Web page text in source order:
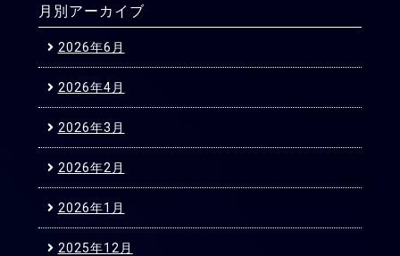
月別アーカイブ
2026年6月
2026年4月
2026年3月
2026年2月
2026年1月
2025年12月